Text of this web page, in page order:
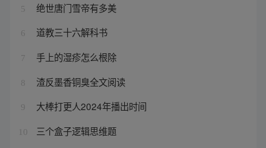
5 绝世唐门雪帝有多美
6 道教三十六解科书
7 手上的湿疹怎么根除
8 渣反墨香铜臭全文阅读
9 大棒打更人2024年播出时间
10 三个盒子逻辑思维题